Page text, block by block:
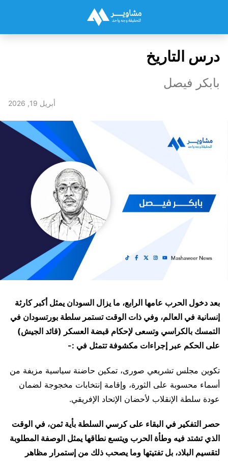
درس التاريخ
بابكر فيصل
أبريل 19, 2026
بعد دخول الحرب عامها الرابع، ما يزال السودان يمثل أكبر كارثة
إنسانية في العالم، وفي ذات الوقت تستمر سلطة بورتسودان في
التمسك بالكراسي وتسعى لإحكام قبضة العسكر (قائد الجيش)
على الحكم عبر إجراءات مكشوفة تتمثل في :-
تكوين مجلس تشريعي صورى، تمكين حاضنة سياسية مزيفة من
أسماء محسوبة على الثورة، وإقامة إنتخابات مخجوجة لضمان
عودة سلطة الإنقلاب لأحضان الإتحاد الإفريقي.
حصر التفكير في البقاء على كرسي السلطة بأية ثمن، في الوقت
الذي تشتد فيه وطأة الحرب ويتسع نطاقها يمثل الوصفة المطلوبة
لتقسيم البلاد، بل تفتيتها وما يصحب ذلك من إستمرار مظاهر